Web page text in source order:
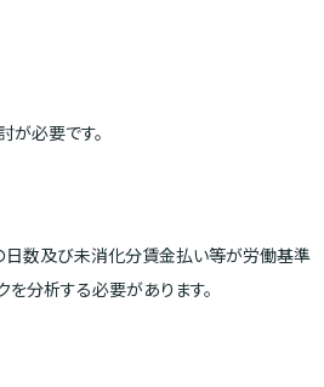
必要です。
日数及び未消化分賃金払い等が労働基準
分析する必要があります。